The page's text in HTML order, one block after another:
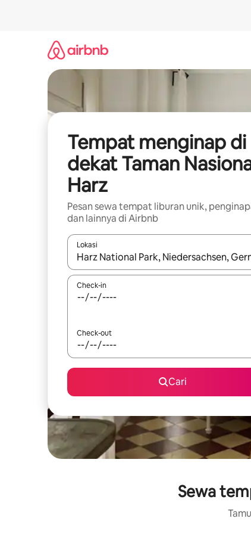
Tempat menginap di
dekat Taman
Harz
Pesan sewa tempat liburan unik,
dan lainnya di Airbnb
Lokasi
Jika hasil yang dicari tersedia, telusuri
Check-in
Check-out
Cari
Sewa